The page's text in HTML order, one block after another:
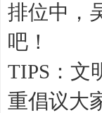
排位中，
吧！
TIPS：文
重倡议大